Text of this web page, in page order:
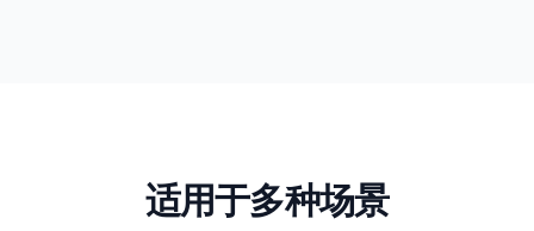
适用于多种场景